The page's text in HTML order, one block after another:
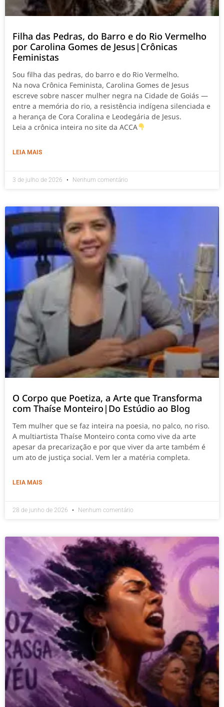
Filha das Pedras, do Barro e do Rio Vermelho
por Carolina Gomes de Jesus|Crônicas
Feministas
Sou filha das pedras, do barro e do Rio Vermelho.
Na nova Crônica Feminista, Carolina Gomes de Jesus
escreve sobre nascer mulher negra na Cidade de Goiás —
entre a memória do rio, a resistência indígena silenciada e
a herança de Cora Coralina e Leodegária de Jesus.
Leia a crônica inteira no site da ACCA
LEIA MAIS
3 de julho de 2026 Nenhum comentário
O Corpo que Poetiza, a Arte que Transforma
com Thaíse Monteiro|Do Estúdio ao Blog
Tem mulher que se faz inteira na poesia, no palco, no riso.
A multiartista Thaíse Monteiro conta como vive da arte
apesar da precarização e por que viver da arte também é
um ato de justiça social. Vem ler a matéria completa.
LEIA MAIS
28 de junho de 2026 Nenhum comentário